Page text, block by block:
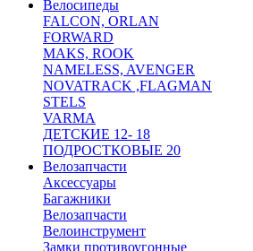
Велосипеды
FALCON, ORLAN
FORWARD
MAKS, ROOK
NAMELESS, AVENGER
NOVATRACK ,FLAGMAN
STELS
VARMA
ДЕТСКИЕ 12- 18
ПОДРОСТКОВЫЕ 20
Велозапчасти
Аксессуары
Багажники
Велозапчасти
Велоинструмент
Замки противоугонные